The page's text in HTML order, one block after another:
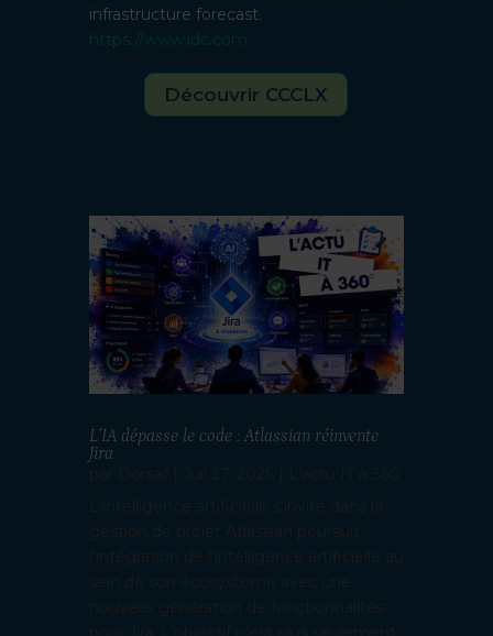
infrastructure forecast.
https://www.idc.com
Découvrir CCCLX
L’IA dépasse le code : Atlassian réinvente
Jira